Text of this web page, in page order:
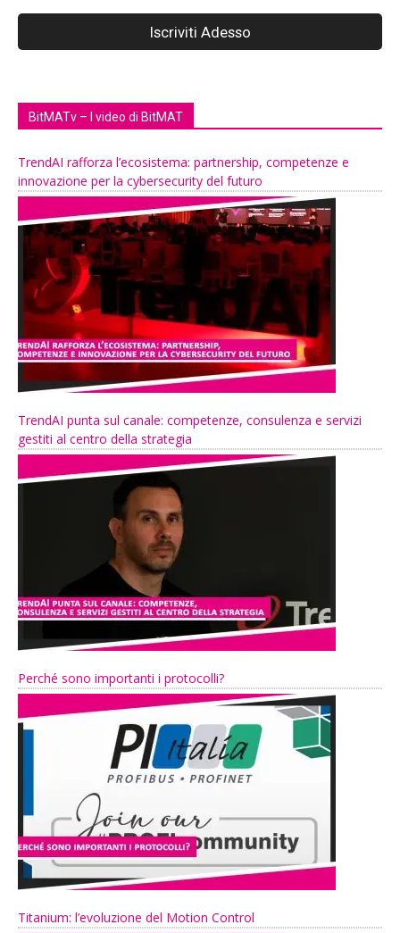
BitMATv – I video di BitMAT
TrendAI rafforza l’ecosistema: partnership, competenze e
innovazione per la cybersecurity del futuro
TrendAI punta sul canale: competenze, consulenza e servizi
gestiti al centro della strategia
Perché sono importanti i protocolli?
Titanium: l’evoluzione del Motion Control